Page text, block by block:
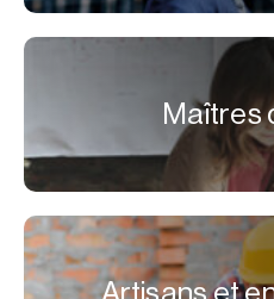
Maîtres
Artisans et